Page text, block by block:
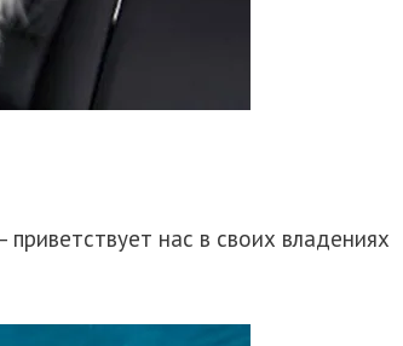
нас в своих владениях